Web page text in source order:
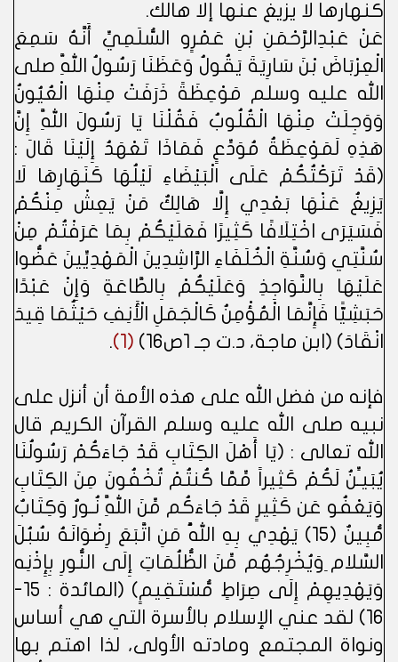
كنهارها لا يزيغ عنها إلا هالك.
عَنْ عَبْدِالرَّحْمَنِ بْنِ عَمْرٍو السُّلَمِيِّ أَنَّهُ سَمِعَ
الْعِرْبَاضَ بْنَ سَارِيَةَ يَقُولُ وَعَظَنَا رَسُولُ اللَّهِ صلى
الله عليه وسلم مَوْعِظَةً ذَرَفَتْ مِنْهَا الْعُيُونُ
وَوَجِلَتْ مِنْهَا الْقُلُوبُ فَقُلْنَا يَا رَسُولَ اللَّهِ إِنَّ
هَذِهِ لَمَوْعِظَةُ مُوَدِّعٍ فَمَاذَا تَعْهَدُ إِلَيْنَا قَالَ :
(قَدْ تَرَكْتُكُمْ عَلَى الْبَيْضَاءِ لَيْلُهَا كَنَهَارِهَا لَا
يَزِيغُ عَنْهَا بَعْدِي إِلَّا هَالِكٌ مَنْ يَعِشْ مِنْكُمْ
فَسَيَرَى اخْتِلَافًا كَثِيرًا فَعَلَيْكُمْ بِمَا عَرَفْتُمْ مِنْ
سُنَّتِي وَسُنَّةِ الْخُلَفَاءِ الرَّاشِدِينَ الْمَهْدِيِّينَ عَضُّوا
عَلَيْهَا بِالنَّوَاجِذِ وَعَلَيْكُمْ بِالطَّاعَةِ وَإِنْ عَبْدًا
حَبَشِيًّا فَإِنَّمَا الْمُؤْمِنُ كَالْجَمَلِ الْأَنِفِ حَيْثُمَا قِيدَ
انْقَادَ) (ابن ماجة، د.ت جـ 1ص16)
(1)
.
فإنه من فضل الله على هذه الأمة أن أنزل على
نبيه صلى الله عليه وسلم القرآن الكريم قال
الله تعالى : (يَا أَهْلَ الكِتَابِ قَدْ جَاءَكُمْ رَسُولُنَا
يُبَيـِّنُ لَكُمْ كَثِيراً مِّمَّا كُنتُمْ تُخْفُونَ مِنَ الكِتَابِ
وَيَعْفُو عَن كَثِيرٍ قَدْ جَاءَكُم مِّنَ اللَّهِ نُـورٌ وَكِتَابٌ
مُّبِينٌ (15) يَهْدِي بِهِ اللَّهُ مَنِ اتَّبَعَ رِضْوَانَهُ سُبُلَ
السَّلام ِوَيُخْرِجُهُم مِّنَ الظُّلُمَاتِ إِلَى النُّورِ بِإِذْنِه
وَيَهْدِيهِمْ إِلَى صِرَاطٍ مُّسْتَقِيمٍ) (المائدة : 15-
16) لقد عني الإسلام بالأسرة التي هي أساس
ونواة المجتمع ومادته الأولى، لذا اهتم بها